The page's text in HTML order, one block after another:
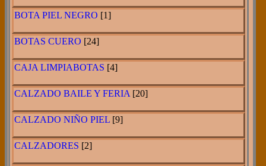
BOTA PIEL NEGRO [1]
BOTAS CUERO [24]
CAJA LIMPIABOTAS [4]
CALZADO BAILE Y FERIA [20]
CALZADO NIÑO PIEL [9]
CALZADORES [2]